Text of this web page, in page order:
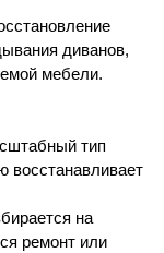
диванов,
мебели.
тип
восстанавливает
на
ремонт или